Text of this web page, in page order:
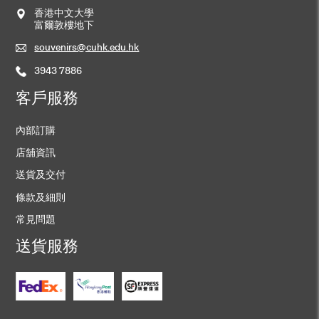
香港中文大學
富爾敦樓地下
souvenirs@cuhk.edu.hk
3943 7886
客戶服務
內部訂購
店舖資訊
送貨及交付
條款及細則
常見問題
送貨服務